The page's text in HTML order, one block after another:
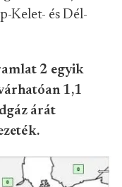
Kelet- és Dél-
2 egyik
1,1
árát